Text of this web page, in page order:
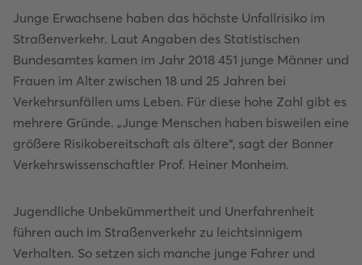
Junge Erwachsene haben das höchste Unfallrisiko im
Straßenverkehr. Laut Angaben des Statistischen
Bundesamtes kamen im Jahr 2018 451 junge Männer und
Frauen im Alter zwischen 18 und 25 Jahren bei
Verkehrsunfällen ums Leben. Für diese hohe Zahl gibt es
mehrere Gründe. „Junge Menschen haben bisweilen eine
größere Risikobereitschaft als ältere“, sagt der Bonner
Verkehrswissenschaftler Prof. Heiner Monheim.
Jugendliche Unbekümmertheit und Unerfahrenheit
führen auch im Straßenverkehr zu leichtsinnigem
Verhalten. So setzen sich manche junge Fahrer und